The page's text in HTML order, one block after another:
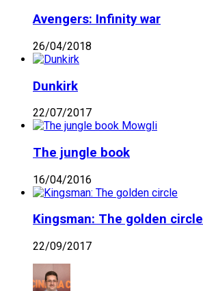
Avengers: Infinity war
26/04/2018
Dunkirk
22/07/2017
The jungle book
16/04/2016
Kingsman: The golden circle
22/09/2017